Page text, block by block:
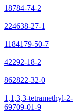
18784-74-2
224638-27-1
1184179-50-7
42292-18-2
862822-32-0
1,1,3,3-tetramethyl-
69709-01-9